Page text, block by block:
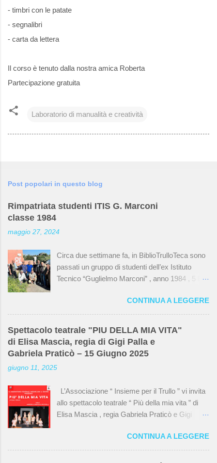
- timbri con le patate
- segnalibri
- carta da lettera
Il corso è tenuto dalla nostra amica Roberta
Partecipazione gratuita
Laboratorio di manualità e creatività
Post popolari in questo blog
Rimpatriata studenti ITIS G. Marconi
classe 1984
maggio 27, 2024
Circa due settimane fa, in BiblioTrulloTeca sono
passati un gruppo di studenti dell’ex Istituto
Tecnico “Guglielmo Marconi” , anno 1984 , 5 B ,
dopo quarant’anni dal diploma che li ha portati a
visitare la loro vecchia scuola che ormai non
esiste più. I locali sono stati dati in gestione a
varie associazioni, tra cui l’ Associazione
“Insieme per il Trullo” che si occupa della
BiblioTrulloTeca , e spesso hanno mantenuto la
biblioteca sono rimasti gli stessi mentre nella
sala teatro , gli ex studenti hanno ricordato che
al centro correva uno scolo dove probabilmente
coperto dal nuovo pavimento. Qui sotto una
carrellata di foto, un pezzetto di storia del Trullo
CONTINUA A LEGGERE
Spettacolo teatrale "PIU DELLA MIA VITA"
di Elisa Mascia, regia di Gigi Palla e
Gabriela Praticò – 15 Giugno 2025
giugno 11, 2025
L’Associazione “ Insieme per il Trullo ” vi invita
allo spettacolo teatrale “ Più della mia vita ” di
Elisa Mascia , regia Gabriela Praticò e Gigi
Monte delle Capre, 23 domenica 15 giugno alle
ore 18:00 e alle ore 21:00 Ingresso libero fino a
esaurimento posti, gradita la prenotazione. Dopo
CONTINUA A LEGGERE